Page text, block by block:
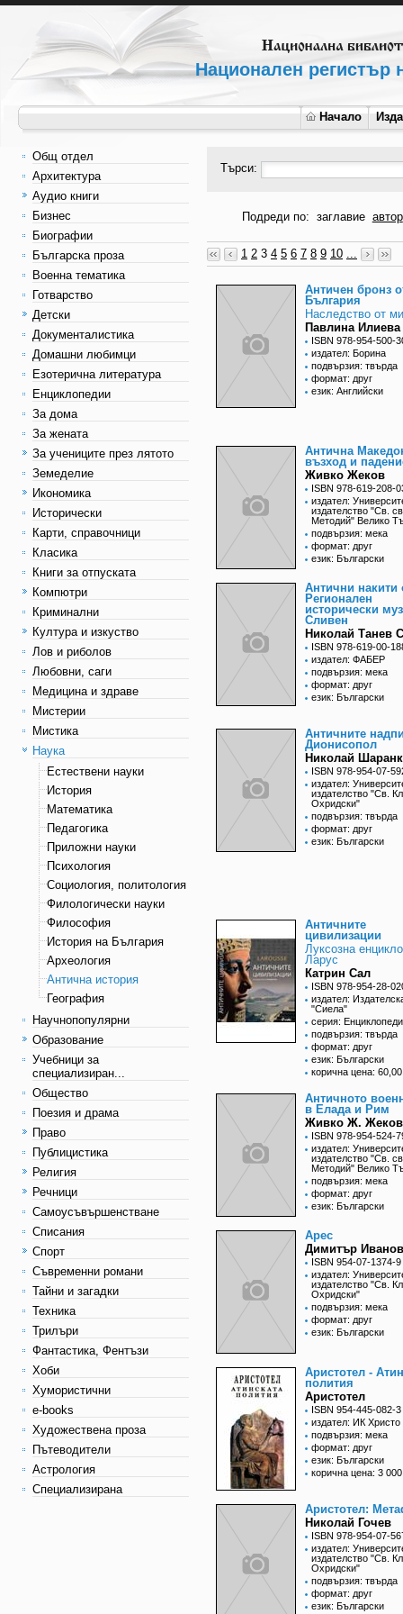
Национален регистър
Начало
Общ отдел
Архитектура
Аудио книги
Бизнес
Биографии
Българска проза
Военна тематика
Готварство
Детски
Документалистика
Домашни любимци
Езотерична литература
Енциклопедии
За дома
За жената
За учениците през лятото
Земеделие
Икономика
Исторически
Карти, справочници
Класика
Книги за отпуската
Компютри
Криминални
Култура и изкуство
Лов и риболов
Любовни, саги
Медицина и здраве
Мистерии
Мистика
Наука
Естествени науки
История
Математика
Педагогика
Приложни науки
Психология
Социология, политология
Филологически науки
Философия
История на България
Археология
Антична история
География
Научнопопулярни
Образование
Учебници за
специализиран...
Общество
Поезия и драма
Право
Публицистика
Религия
Речници
Самоусъвършенстване
Списания
Спорт
Съвременни романи
Тайни и загадки
Техника
Трилъри
Фантастика, Фентъзи
Хоби
Хумористични
e-books
Художествена проза
Пътеводители
Астрология
Специализирана
Търси:
Подреди по: заглавие автор
1 2 3 4 5 6 7 8 9 10 ...
Античен бронз
България
Наследство от
Павлина Илиева
ISBN 978-954-500-
издател: Борина
подвързия: твърда
формат: друг
език: Английски
Антична
възход и
Живко Жеков
ISBN 978-619-208-
издател:
издателство "Св.
Методий" Велико
подвързия: мека
формат: друг
език: Български
Антични накити
Регионален
исторически
Сливен
Николай Танев
ISBN 978-619-00-
издател: ФАБЕР
подвързия: мека
формат: друг
език: Български
Античните
Дионисопол
Николай
ISBN 978-954-07-
издател:
издателство "Св.
Охридски"
подвързия: твърда
формат: друг
език: Български
Античните
цивилизации
Луксозна
Ларус
Катрин Сал
ISBN 978-954-28-
издател:
"Сиела"
серия:
подвързия: твърда
формат: друг
език: Български
корична цена:
Античното
в Елада и Рим
Живко Ж. Жеков
ISBN 978-954-524-
издател:
издателство "Св.
Методий" Велико
подвързия: мека
формат: друг
език: Български
Арес
Димитър Иванов
ISBN 954-07-1374-9
издател:
издателство "Св.
Охридски"
подвързия: мека
формат: друг
език: Български
Аристотел -
полития
Аристотел
ISBN 954-445-082-3
издател: ИК Христо
подвързия: мека
формат: друг
език: Български
корична цена: 3
Аристотел:
Николай Гочев
ISBN 978-954-07-
издател:
издателство "Св.
Охридски"
подвързия: твърда
формат: друг
език: Български